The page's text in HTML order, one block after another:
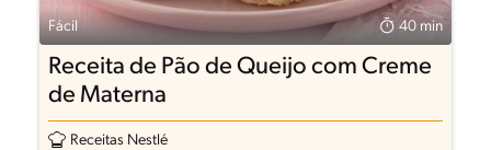
Fácil 40 min
Receita de Pão de Queijo com Creme
de Materna
Receitas Nestlé